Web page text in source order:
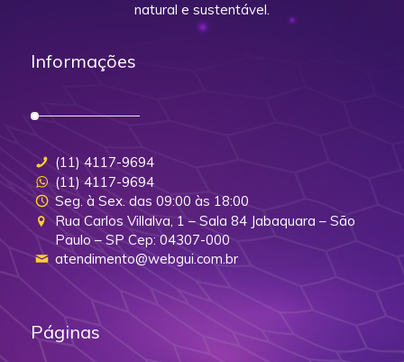
natural e sustentável.
Informações
(11) 4117-9694
(11) 4117-9694
Seg. à Sex. das 09:00 às 18:00
Rua Carlos Villalva, 1 – Sala 84 Jabaquara – São
Paulo – SP Cep: 04307-000
atendimento@webgui.com.br
Páginas